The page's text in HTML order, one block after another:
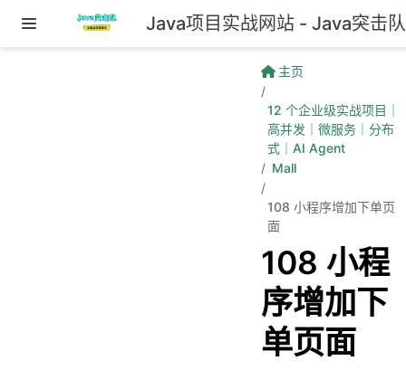
跳至主要內容 Java项目实战网站 - Java突击队
主页
12 个企业级实战项目｜
高并发｜微服务｜分布
式｜AI Agent
Mall
108 小程序增加下单页
面
108 小程
序增加下
单页面